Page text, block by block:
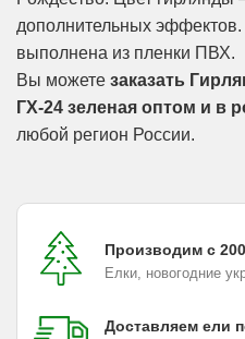
дополнительных
выполнена из пленки ПВХ.
Вы можете заказать
ГХ-24 зеленая оптом и в
любой регион России.
Производим с
Елки, новогодние
Доставляем ели